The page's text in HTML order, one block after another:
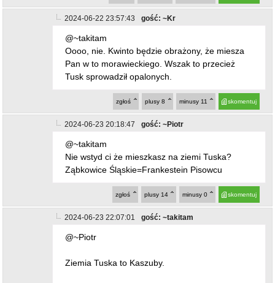
2024-06-22 23:57:43 gość: ~Kr
@~takitam
Oooo, nie. Kwinto będzie obrażony, że miesza
Pan w to morawieckiego. Wszak to przecież
Tusk sprowadził opalonych.
skomentuj
minusy 11
plusy 8
zgłoś
2024-06-23 20:18:47 gość: ~Piotr
@~takitam
Nie wstyd ci że mieszkasz na ziemi Tuska?
Ząbkowice Śląskie=Frankestein Pisowcu
skomentuj
minusy 0
plusy 14
zgłoś
2024-06-23 22:07:01 gość: ~takitam
@~Piotr
Ziemia Tuska to Kaszuby.